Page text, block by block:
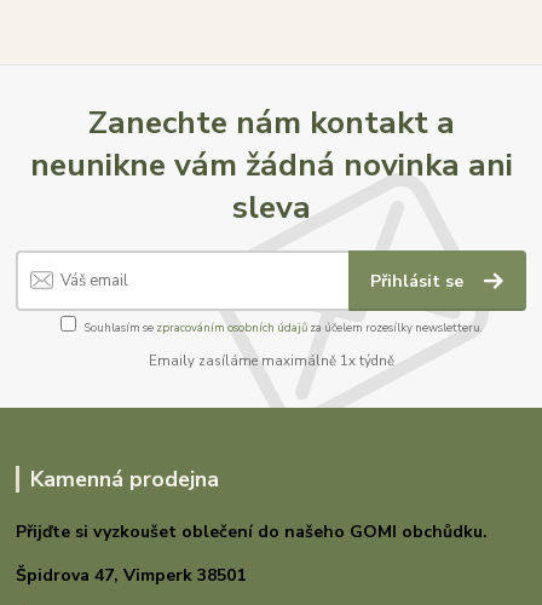
Zanechte nám kontakt a
neunikne vám žádná novinka ani
sleva
Přihlásit se
Souhlasím se zpracováním osobních údajůza účelem rozesílky newsletteru.
Emaily zasíláme maximálně 1x týdně
Kamenná prodejna
Přijďte si vyzkoušet oblečení do našeho GOMI obchůdku.
Špidrova 47,Vimperk 38501